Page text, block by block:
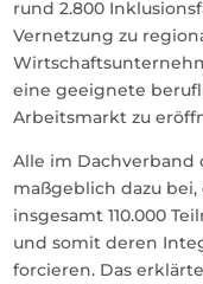
rund 2.800
Vernetzung zu
eine geeignete
Arbeitsmarkt zu
Alle im
maßgeblich dazu
insgesamt 110.000
und somit deren
forcieren. Das